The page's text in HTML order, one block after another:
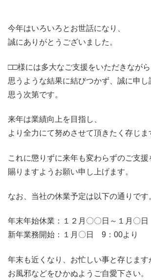
今年はいろいろとお世話になり、
誠にありがとうございました。
□□様には多大なご支援をいただきながら
思うような結果に結びつかず、誠に申し
思う次第です。
来年は業績向上を目指し、
より全力にて努めさせて頂きたく存じま
これに懲りずに来年も変わらずのご支援
賜りますようお願い申し上げます。
なお、当社の休業予定は以下の通りです
年末年始休業：１２月〇〇日～１月〇日
新年業務開始：１月〇日 9：00より
年末も近くなり、お忙しい事と存じます
お風邪などをひかぬようご自愛下さい。